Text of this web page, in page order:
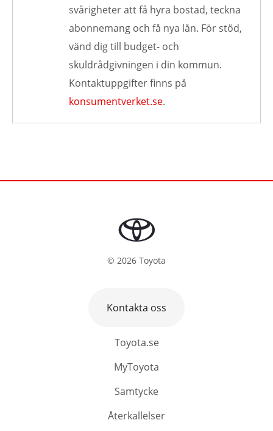
svårigheter att få hyra bostad, teckna
abonnemang och få nya lån. För stöd,
vänd dig till budget- och
skuldrådgivningen i din kommun.
Kontaktuppgifter finns på
konsumentverket.se.
© 2026 Toyota
Toyota.se
MyToyota
Samtycke
Återkallelser
Kontakta oss